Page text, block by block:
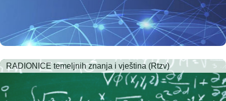
RADIONICE temeljnih znanja i vještina (Rtzv)